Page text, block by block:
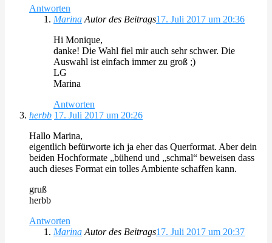
Antworten
Marina Autor des Beitrags17. Juli 2017 um 20:36
Hi Monique,
danke! Die Wahl fiel mir auch sehr schwer. Die
Auswahl ist einfach immer zu groß ;)
LG
Marina
Antworten
herbb 17. Juli 2017 um 20:26
Hallo Marina,
eigentlich befürworte ich ja eher das Querformat. Aber dein
beiden Hochformate „bühend und „schmal“ beweisen dass
auch dieses Format ein tolles Ambiente schaffen kann.
gruß
herbb
Antworten
Marina Autor des Beitrags17. Juli 2017 um 20:37